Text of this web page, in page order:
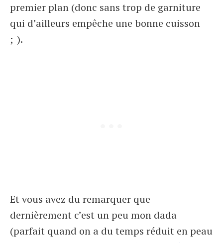
premier plan (donc sans trop de garniture
qui d’ailleurs empêche une bonne cuisson
;-).
Et vous avez du remarquer que
dernièrement c’est un peu mon dada
(parfait quand on a du temps réduit en peau